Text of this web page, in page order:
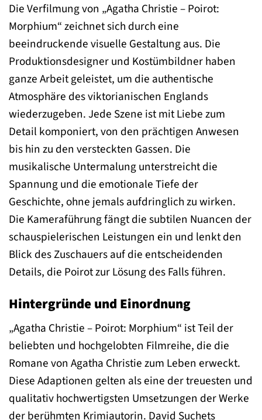
Die Verfilmung von „Agatha Christie – Poirot:
Morphium“ zeichnet sich durch eine
beeindruckende visuelle Gestaltung aus. Die
Produktionsdesigner und Kostümbildner haben
ganze Arbeit geleistet, um die authentische
Atmosphäre des viktorianischen Englands
wiederzugeben. Jede Szene ist mit Liebe zum
Detail komponiert, von den prächtigen Anwesen
bis hin zu den versteckten Gassen. Die
musikalische Untermalung unterstreicht die
Spannung und die emotionale Tiefe der
Geschichte, ohne jemals aufdringlich zu wirken.
Die Kameraführung fängt die subtilen Nuancen der
schauspielerischen Leistungen ein und lenkt den
Blick des Zuschauers auf die entscheidenden
Details, die Poirot zur Lösung des Falls führen.
Hintergründe und Einordnung
„Agatha Christie – Poirot: Morphium“ ist Teil der
beliebten und hochgelobten Filmreihe, die die
Romane von Agatha Christie zum Leben erweckt.
Diese Adaptionen gelten als eine der treuesten und
qualitativ hochwertigsten Umsetzungen der Werke
der berühmten Krimiautorin. David Suchets